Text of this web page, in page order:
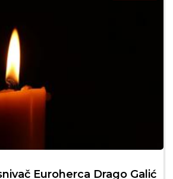
Euroherca Drago Galić